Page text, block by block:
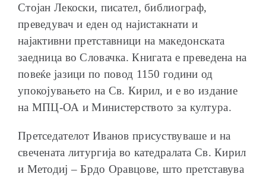
Стојан Лекоски, писател, библиограф,
преведувач и еден од најистакнати и
најактивни претставници на македонската
заедница во Словачка. Книгата е преведена на
повеќе јазици по повод 1150 години од
упокојувањето на Св. Кирил, и е во издание
на МПЦ-ОА и Министерството за култура.
Претседателот Иванов присуствуваше и на
свечената литургија во катедралата Св. Кирил
и Методиј – Брдо Оравцове, што претставува